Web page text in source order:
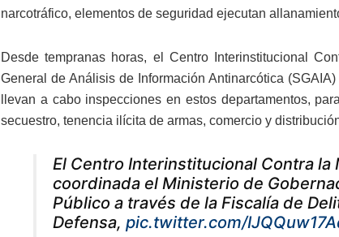
narcotráfico, elementos de seguridad ejecutan
Desde tempranas horas, el Centro Interinstitucional
General de Análisis de Información Antinarcótica (SGAIA)
llevan a cabo inspecciones en estos departamentos,
secuestro, tenencia ilícita de armas, comercio y
El Centro Interinstitucional Contra la
coordinada el Ministerio de
Público a través de la Fiscalía de
Defensa, pic.twitter.com/